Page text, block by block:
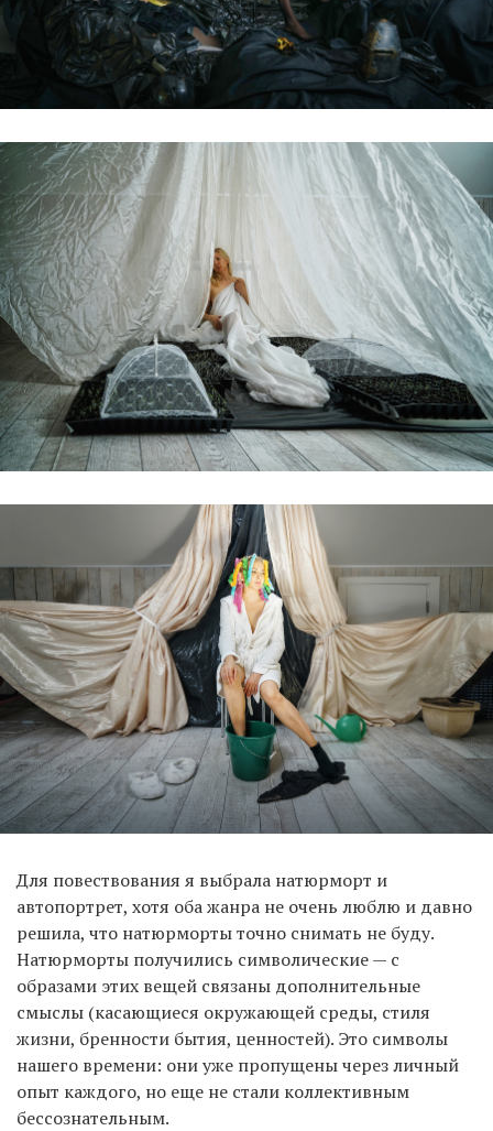
Для повествования я выбрала натюрморт и
автопортрет, хотя оба жанра не очень люблю и давно
решила, что натюрморты точно снимать не буду.
Натюрморты получились символические — с
образами этих вещей связаны дополнительные
смыслы (касающиеся окружающей среды, стиля
жизни, бренности бытия, ценностей). Это символы
нашего времени: они уже пропущены через личный
опыт каждого, но еще не стали коллективным
бессознательным.